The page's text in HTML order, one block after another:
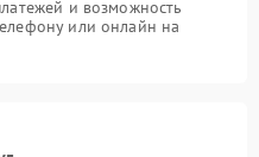
и возможность
или онлайн на